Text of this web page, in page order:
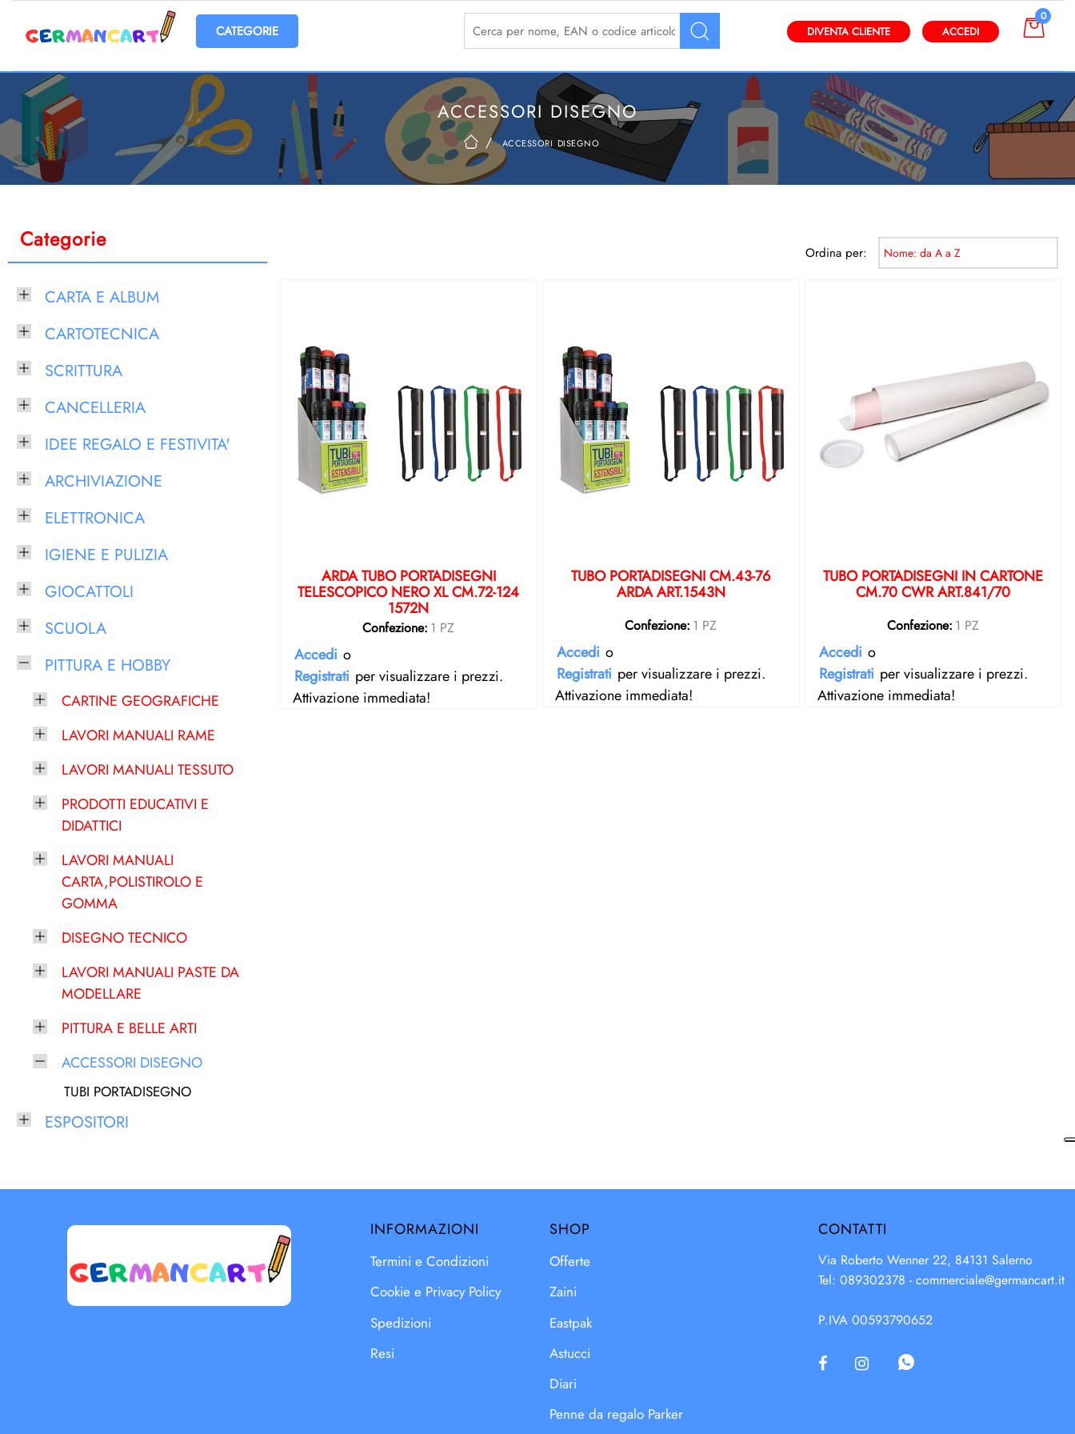
Open menu La modifica di un filtro aggiorna automaticamente gli altri filtri disponibili.
DIVENTA CLIENTE ACCEDI
0
ACCESSORI DISEGNO
accessori disegno
Categorie
CARTA E ALBUM
CARTOTECNICA
SCRITTURA
CANCELLERIA
IDEE REGALO E FESTIVITA'
ARCHIVIAZIONE
ELETTRONICA
IGIENE E PULIZIA
GIOCATTOLI
SCUOLA
PITTURA E HOBBY
CARTINE GEOGRAFICHE
LAVORI MANUALI RAME
LAVORI MANUALI TESSUTO
PRODOTTI EDUCATIVI E
DIDATTICI
LAVORI MANUALI
CARTA,POLISTIROLO E
GOMMA
DISEGNO TECNICO
LAVORI MANUALI PASTE DA
MODELLARE
PITTURA E BELLE ARTI
ACCESSORI DISEGNO
TUBI PORTADISEGNO
ESPOSITORI
Ordina per:
ARDA TUBO PORTADISEGNI
TELESCOPICO NERO XL CM.72-124
1572N
Confezione: 1 PZ
Accedi o
Registrati per visualizzare i prezzi.
Attivazione immediata!
TUBO PORTADISEGNI CM.43-76
ARDA ART.1543N
Confezione: 1 PZ
Accedi o
Registrati per visualizzare i prezzi.
Attivazione immediata!
TUBO PORTADISEGNI IN CARTONE
CM.70 CWR ART.841/70
Confezione: 1 PZ
Accedi o
Registrati per visualizzare i prezzi.
Attivazione immediata!
INFORMAZIONI
Termini e Condizioni
Cookie e Privacy Policy
Spedizioni
Resi
SHOP
Offerte
Zaini
Eastpak
Astucci
Diari
Penne da regalo Parker
CONTATTI
Via Roberto Wenner 22, 84131 Salerno
Tel: 089302378 -commerciale@germancart.it
P.IVA 00593790652